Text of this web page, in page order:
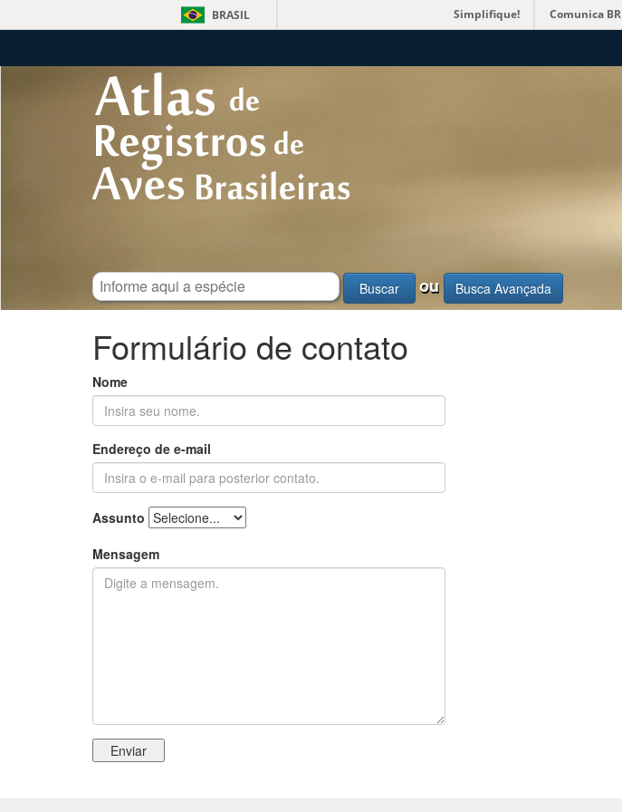
BRASIL Simplifique! Comunica BR
ou Busca Avançada
Formulário de contato
Nome
Endereço de e-mail
Assunto
Mensagem